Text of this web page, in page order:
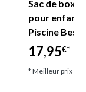
Sac de boxe
pour
Piscine
17,95€*
* Meilleur prix